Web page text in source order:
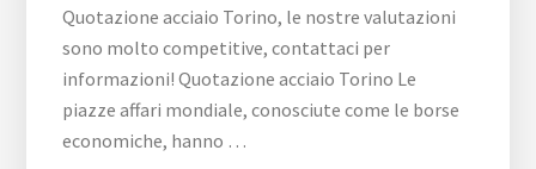
Quotazione acciaio Torino, le nostre valutazioni
sono molto competitive, contattaci per
informazioni! Quotazione acciaio Torino Le
piazze affari mondiale, conosciute come le borse
economiche, hanno …